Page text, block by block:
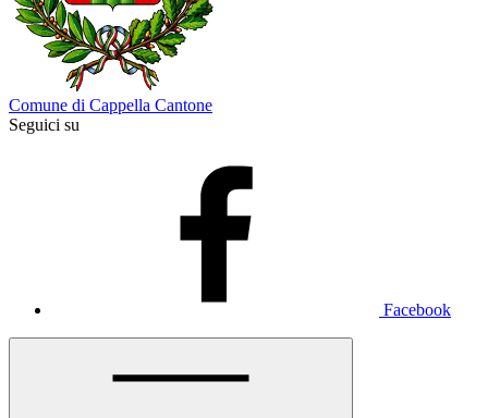
Comune di Cappella Cantone
Seguici su
Facebook